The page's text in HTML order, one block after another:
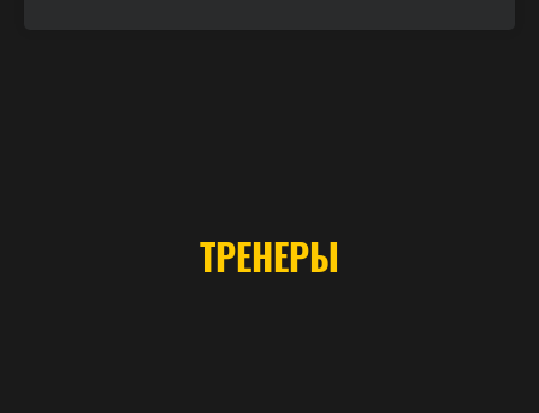
ТРЕНЕРЫ